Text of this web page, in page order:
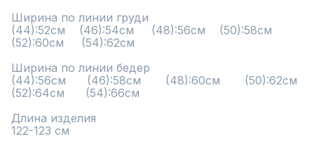
Ширина по линии груди
(44):52см    (46):54см     (48):56см    (50):58см
(52):60см     (54):62см
Ширина по линии бедер
(44):56см      (46):58см       (48):60см       (50):62см
(52):64см      (54):66см
Длина изделия
122-123 см